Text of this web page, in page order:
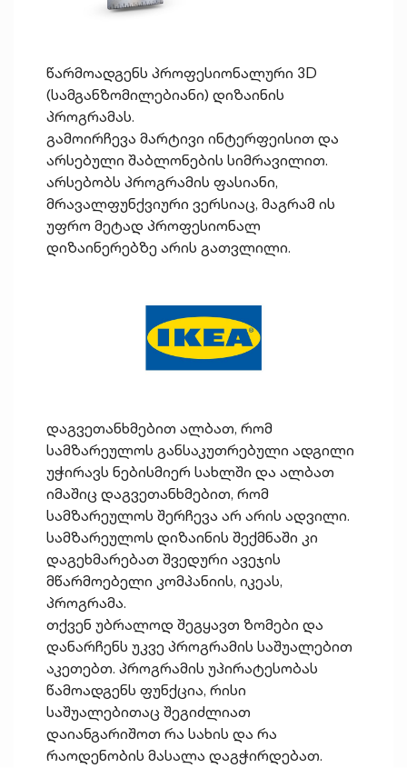
წარმოადგენს პროფესიონალური 3D
(სამგანზომილებიანი) დიზაინის
პროგრამას.
გამოირჩევა მარტივი ინტერფეისით და
არსებული შაბლონების სიმრავილით.
არსებობს პროგრამის ფასიანი,
მრავალფუნქვიური ვერსიაც, მაგრამ ის
უფრო მეტად პროფესიონალ
დიზაინერებზე არის გათვლილი.
დაგვეთანხმებით ალბათ, რომ
სამზარეულოს განსაკუთრებული ადგილი
უჭირავს ნებისმიერ სახლში და ალბათ
იმაშიც დაგვეთანხმებით, რომ
სამზარეულოს შერჩევა არ არის ადვილი.
სამზარეულოს დიზაინის შექმნაში კი
დაგეხმარებათ შვედური ავეჯის
მწარმოებელი კომპანიის, იკეას,
პროგრამა.
თქვენ უბრალოდ შეგყავთ ზომები და
დანარჩენს უკვე პროგრამის საშუალებით
აკეთებთ. პროგრამის უპირატესობას
წამოადგენს ფუნქცია, რისი
საშუალებითაც შეგიძლიათ
დაიანგარიშოთ რა სახის და რა
რაოდენობის მასალა დაგჭირდებათ.